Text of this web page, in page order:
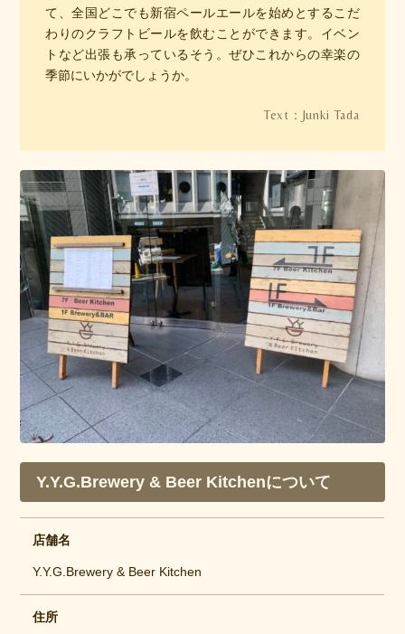
て、全国どこでも新宿ペールエールを始めとするこだ
わりのクラフトビールを飲むことができます。イベン
トなど出張も承っているそう。ぜひこれからの幸楽の
季節にいかがでしょうか。
Junki Tada
Y.Y.G.Brewery & Beer Kitchenについて
店舗名
Y.Y.G.Brewery & Beer Kitchen
住所